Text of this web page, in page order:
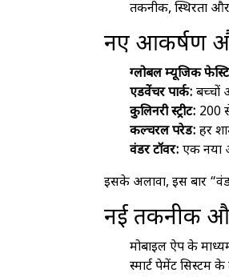
तकनीक, स्थिरता
नए आकर्षण
ग्लोबल म्यूजिक
एडवेंचर पार्क: बच्चों
कुलिनरी स्ट्रीट: 200
कल्चरल परेड: हर
वंडर टॉवर: एक नया
इसके अलावा, इस बार
नई तकनीक
मोबाइल ऐप के
स्मार्ट पेमेंट सिस्टम